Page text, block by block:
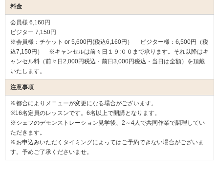
料金
会員様 6,160円
ビジター 7,150円
※会員様：チケット or 5,600円(税込6,160円） ビジター様：6,500円（税
込7,150円） ※キャンセルは前々日１９:００まで承ります。それ以降はキ
ャンセル料（前々日2,000円税込・前日3,000円税込・当日は全額）を頂戴
いたします。
注意事項
※都合によりメニューが変更になる場合がございます。
※16名定員のレッスンです。6名以上で開講となります。
※シェフのデモンストレーション見学後、2～4人で共同作業で調理してい
ただきます。
※お申込みいただくタイミングによってはご予約できない場合がございま
す。予めご了承くださいませ。